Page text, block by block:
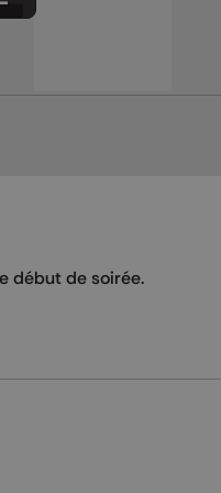
sur Whatsapp
début de soirée.